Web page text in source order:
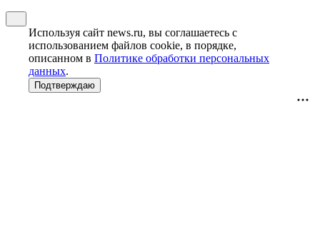
Используя сайт news.ru, вы соглашаетесь с
использованием файлов cookie, в порядке,
описанном в Политике обработки персональных
данных.
Подтверждаю